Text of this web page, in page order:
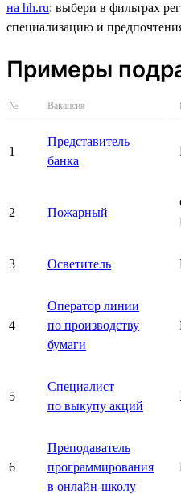
на hh.ru: выбери в фильтрах
специализацию и
Примеры
№ Вакансия
1
Представитель
банка
2 Пожарный
3 Осветитель
4
Оператор линии
по производству
бумаги
5
Специалист
по выкупу акций
6
Преподаватель
программирования
в онлайн-школу